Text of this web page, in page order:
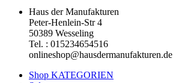
Haus der Manufakturen
Peter-Henlein-Str 4
50389 Wesseling
Tel. : 015234654516
onlineshop@hausdermanufakturen.de
Shop KATEGORIEN